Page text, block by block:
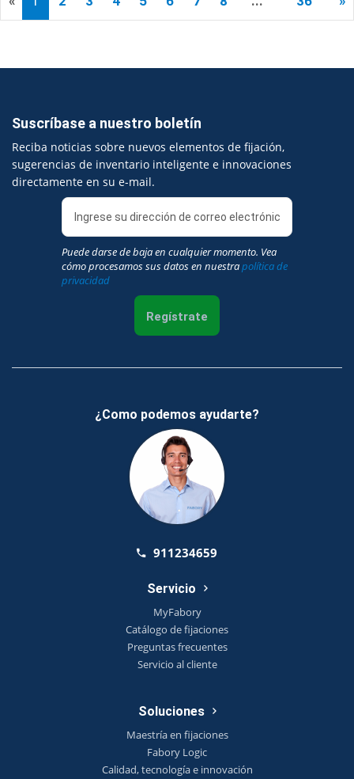
Suscríbase a nuestro boletín
Reciba noticias sobre nuevos elementos de fijación,
sugerencias de inventario inteligente e innovaciones
directamente en su e-mail.
Puede darse de baja en cualquier momento. Vea
cómo procesamos sus datos en nuestrapolítica de
privacidad
Regístrate
¿Como podemos ayudarte?
911234659
Servicio
MyFabory
Catálogo de fijaciones
Preguntas frecuentes
Servicio al cliente
Soluciones
Maestría en fijaciones
Fabory Logic
Calidad, tecnología e innovación